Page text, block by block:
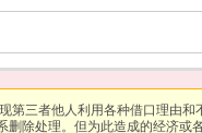
第三者他人利用各种借口理由
除处理。但为此造成的经济或